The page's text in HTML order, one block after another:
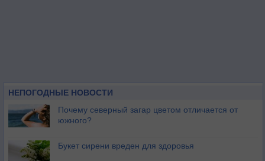
НЕПОГОДНЫЕ НОВОСТИ
Почему северный загар цветом отличается от
южного?
Букет сирени вреден для здоровья